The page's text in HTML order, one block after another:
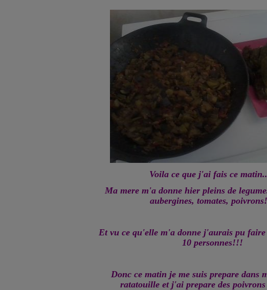
Voila ce que j'ai fais ce
Ma mere m'a donne hier pleins de
aubergines, tomates,
Et vu ce qu'elle m'a donne j'aurais pu
10 personnes!!!
Donc ce matin je me suis prepare dans
ratatouille et j'ai prepare des